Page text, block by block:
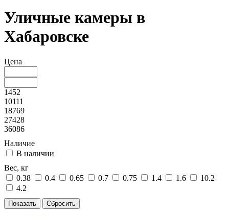
Уличные камеры в
Хабаровске
Цена
1452
10111
18769
27428
36086
Наличие
В наличии
Вес, кг
0.38
0.4 0.65 0.7 0.75 1.4 1.6
10.2
4.2